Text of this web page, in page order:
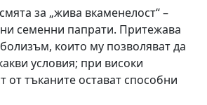
за „жива вкаменелост“ –
семенни папрати. Притежава
които му позволяват да
условия; при високи
от тъканите остават способни